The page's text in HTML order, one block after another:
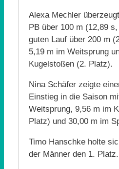
Alexa Mechler
PB über 100 m (12,89
guten Lauf über 200 m
5,19 m im Weitsprung
Kugelstoßen (2. Platz).
Nina Schäfer zeigte
Einstieg in die Saison
Weitsprung, 9,56 m im
Platz) und 30,00 m im
Timo Hanschke holte
der Männer den 1. Platz.